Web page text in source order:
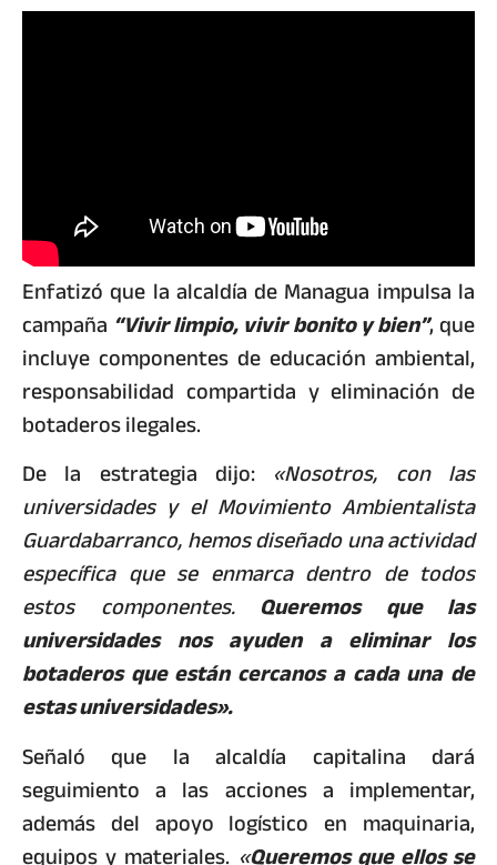
Enfatizó que la alcaldía de Managua impulsa la
campaña “Vivir limpio, vivir bonito y bien”, que
incluye componentes de educación ambiental,
responsabilidad compartida y eliminación de
botaderos ilegales.
De la estrategia dijo: «Nosotros, con las
universidades y el Movimiento Ambientalista
Guardabarranco, hemos diseñado una actividad
específica que se enmarca dentro de todos
estos componentes.Queremos que las
universidades nos ayuden a eliminar los
botaderos que están cercanos a cada una de
estas universidades».
Señaló que la alcaldía capitalina dará
seguimiento a las acciones a implementar,
además del apoyo logístico en maquinaria,
equipos y materiales. «Queremos que ellos se